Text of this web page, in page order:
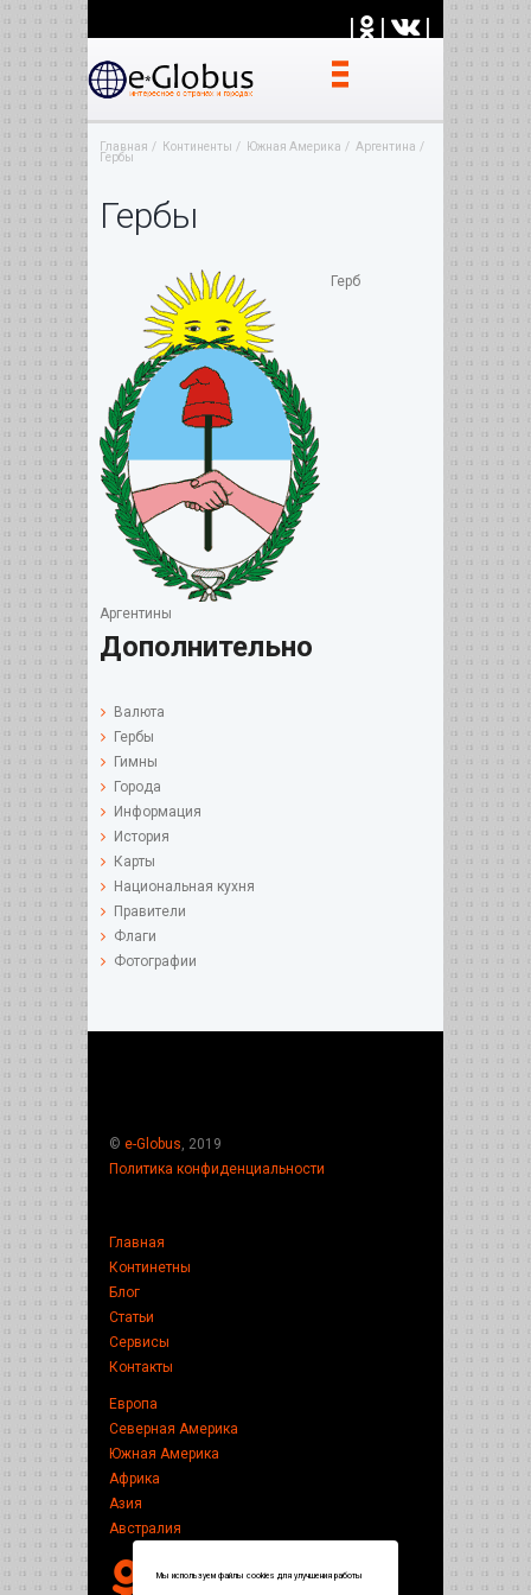
| | |
Главная Континенты Южная Америка
Аргентина
Гербы
Гербы
Герб
Аргентины
Дополнительно
Валюта
Гербы
Гимны
Города
Информация
История
Карты
Национальная кухня
Правители
Флаги
Фотографии
© e-Globus , 2019
Политика конфиденциальности
Главная
Континетны
Блог
Статьи
Сервисы
Контакты
Европа
Северная Америка
Южная Америка
Африка
Азия
Австралия
Мы используем файлы cookies для улучшения работы